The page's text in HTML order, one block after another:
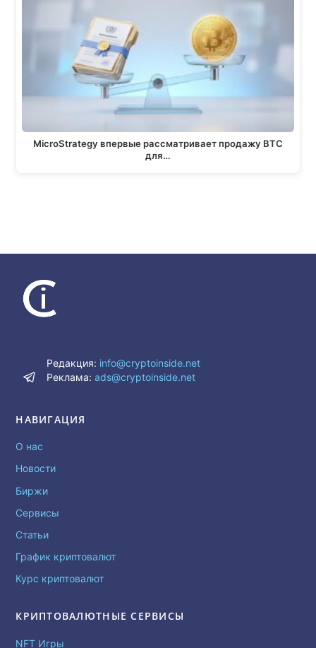
MicroStrategy впервые рассматривает продажу BTC
для…
Редакция: info@cryptoinside.net
Реклама:ads@cryptoinside.net
НАВИГАЦИЯ
О нас
Новости
Биржи
Сервисы
Статьи
График криптовалют
Курс криптовалют
КРИПТОВАЛЮТНЫЕ СЕРВИСЫ
NFT Игры